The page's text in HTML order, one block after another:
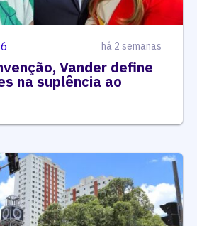
há 2 semanas
Vander define
na suplência ao